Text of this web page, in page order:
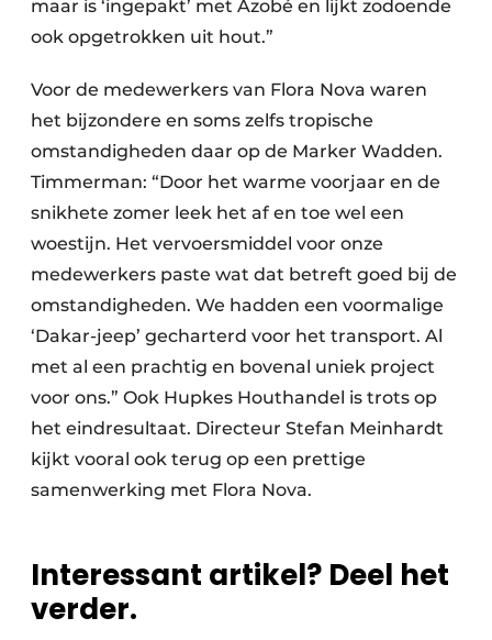
maar is ‘ingepakt’ met Azobé en lijkt zodoende
ook opgetrokken uit hout.”
Voor de medewerkers van Flora Nova waren
het bijzondere en soms zelfs tropische
omstandigheden daar op de Marker Wadden.
Timmerman: “Door het warme voorjaar en de
snikhete zomer leek het af en toe wel een
woestijn. Het vervoersmiddel voor onze
medewerkers paste wat dat betreft goed bij de
omstandigheden. We hadden een voormalige
‘Dakar-jeep’ gecharterd voor het transport. Al
met al een prachtig en bovenal uniek project
voor ons.” Ook Hupkes Houthandel is trots op
het eindresultaat. Directeur Stefan Meinhardt
kijkt vooral ook terug op een prettige
samenwerking met Flora Nova.
Interessant artikel? Deel het
verder.